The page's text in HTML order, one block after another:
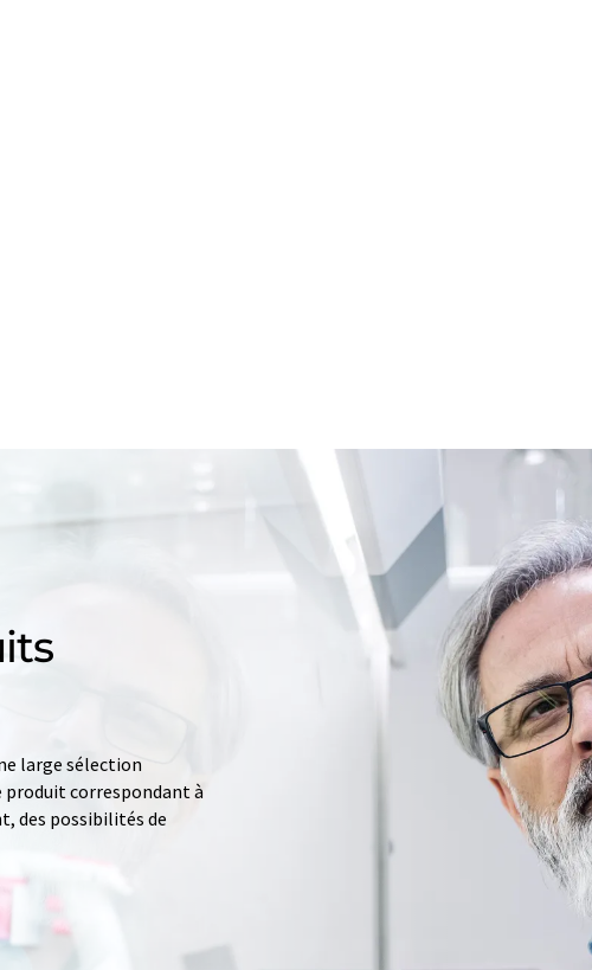
large sélection
correspondant à
des possibilités de